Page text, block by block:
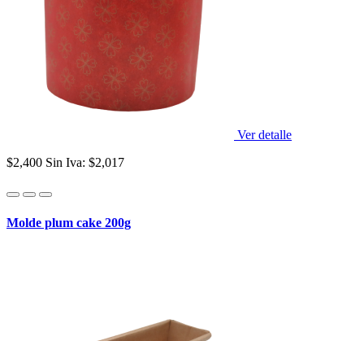
Ver detalle
$2,400 Sin Iva: $2,017
Molde plum cake 200g